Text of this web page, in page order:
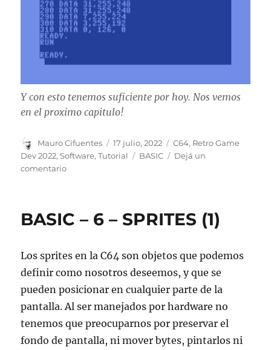
Y con esto tenemos suficiente por hoy. Nos vemos
en el proximo capitulo!
Autor
Mauro Cifuentes
Publicado
el
17 julio, 2022 Categorías
C64, Retro Game
Dev 2022,Software,Tutorial Etiquetas
BASIC
Dejá un
comentarioen
–
BASIC – 6 – SPRITES (1)
Los sprites en la C64 son objetos que podemos
definir como nosotros deseemos, y que se
pueden posicionar en cualquier parte de la
pantalla. Al ser manejados por hardware no
tenemos que preocuparnos por preservar el
fondo de pantalla, ni mover bytes, pintarlos ni